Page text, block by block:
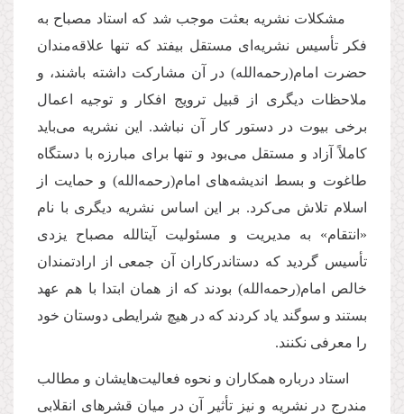
مشكلات نشریه بعثت موجب شد كه استاد مصباح به
فكر تأسیس نشریه‌اى مستقل بیفتد كه تنها علاقه‌مندان
حضرت امام(رحمه‌الله) در آن مشاركت داشته باشند، و
ملاحظات دیگرى از قبیل ترویج افكار و توجیه اعمال
برخى بیوت در دستور كار آن نباشد. این نشریه مى‌باید
كاملاً آزاد و مستقل مى‌بود و تنها براى مبارزه با دستگاه
طاغوت و بسط اندیشه‌هاى امام(رحمه‌الله) و حمایت از
اسلام تلاش مى‌كرد. بر این اساس نشریه دیگرى با نام
«انتقام» به مدیریت و مسئولیت آیتالله مصباح یزدی
تأسیس گردید كه دستاندركاران آن جمعى از ارادتمندان
خالص امام(رحمه‌الله) بودند كه از همان ابتدا با هم عهد
بستند و سوگند یاد كردند كه در هیچ شرایطى دوستان خود
را معرفى نكنند.
استاد درباره همكاران و نحوه فعالیت‌هایشان و مطالب
مندرج در نشریه و نیز تأثیر آن در میان قشرهاى انقلابى